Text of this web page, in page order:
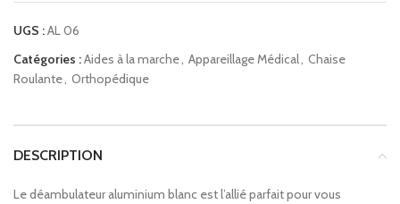
UGS :AL 06
Catégories :Aides à la marche, Appareillage Médical, Chaise
Roulante, Orthopédique
DESCRIPTION
Le déambulateur aluminium blanc est l’allié parfait pour vous